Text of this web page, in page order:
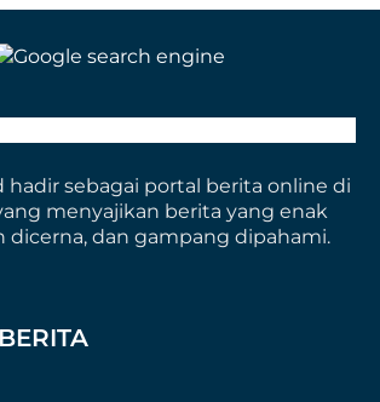
hadir sebagai portal berita online di
menyajikan berita yang enak
dicerna, dan gampang dipahami.